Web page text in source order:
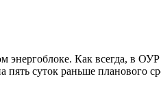
энергоблоке. Как всегда, в
пять суток раньше планового